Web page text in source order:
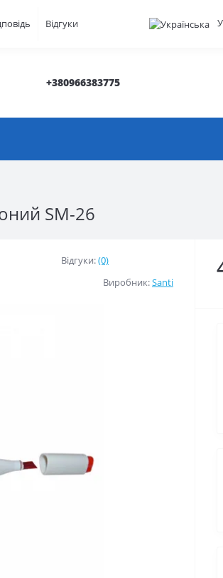
Відгуки
+380966383775
SM-26
Відгуки:(0)
Виробник:Santi